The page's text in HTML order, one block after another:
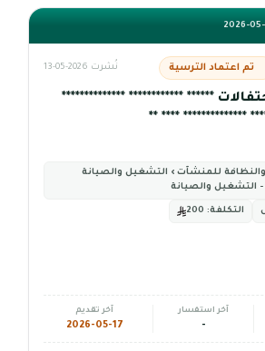
2026-05-
تم اعتماد الترسية نُشرت 2026-05-13
****** ************ **************
************
للمنشآت › التشغيل والصيانة
التشغيل والصيانة
التكلفة:
آخر استفسار
-
آخر تقديم
2026-05-17